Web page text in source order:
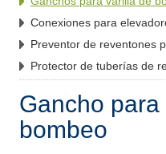
Conexiones para
Preventor de reventones
Protector de tuberías de
Gancho
bombeo